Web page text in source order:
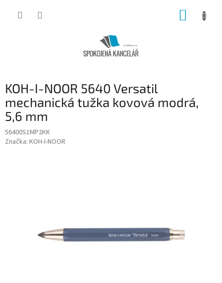
KOH-I-NOOR 5640 Versatil
mechanická tužka kovová modrá,
5,6 mm
56400S1MP2KK
Značka: KOH-I-NOOR